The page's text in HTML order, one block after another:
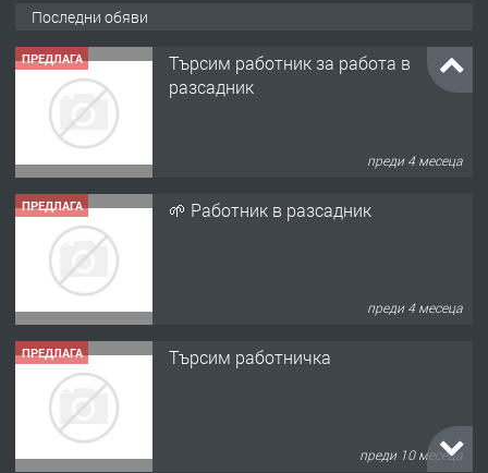
Последни обяви
ПРЕДЛАГА 🌱 Работник в разсадник
преди 4 месеца
ПРЕДЛАГА Търсим работничка
преди 10 месеца
ПРЕДЛАГА
Продава употребявани чисти и
преди 1 година